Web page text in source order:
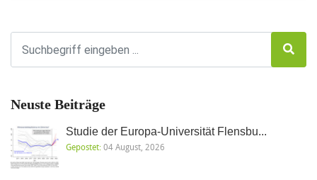
Neuste Beiträge
Studie der Europa-Universität Flensbu...
Gepostet:04 August, 2026